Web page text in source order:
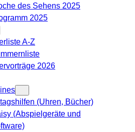
des Sehens 2025
2025
A-Z
2026
(Uhren, Bücher)
(Abspielgeräte und